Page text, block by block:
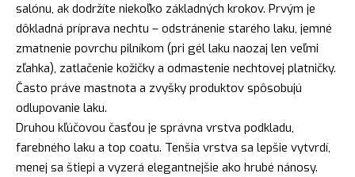
salónu, ak dodržíte niekoľko základných krokov. Prvým je
dôkladná príprava nechtu – odstránenie starého laku, jemné
zmatnenie povrchu pilníkom (pri gél laku naozaj len veľmi
zľahka), zatlačenie kožičky a odmastenie nechtovej platničky.
Často práve mastnota a zvyšky produktov spôsobujú
odlupovanie laku.
Druhou kľúčovou časťou je správna vrstva podkladu,
farebného laku a top coatu. Tenšia vrstva sa lepšie vytvrdí,
menej sa štiepi a vyzerá elegantnejšie ako hrubé nánosy.